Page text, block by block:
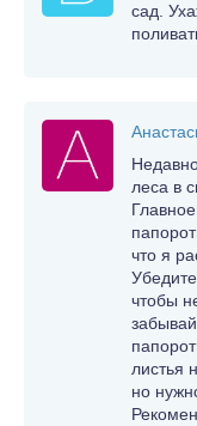
сад.
леса в
что я
чтобы
листья
но